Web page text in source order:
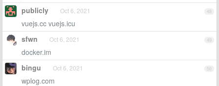
48
publicly Oct 6, 2021
vuejs.cc vuejs.icu
49
sfwn Oct 6, 2021
docker.im
50
bingu Oct 6, 2021
wplog.com